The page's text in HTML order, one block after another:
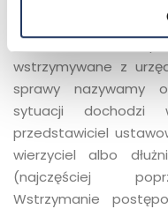
Zdarza się, że
wstrzymywane z
sprawy nazywamy
sytuacji dochodzi
przedstawiciel
wierzyciel albo
(najczęściej
Wstrzymanie